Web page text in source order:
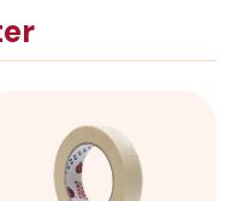
Washi
81, 50 mm
50m
815050